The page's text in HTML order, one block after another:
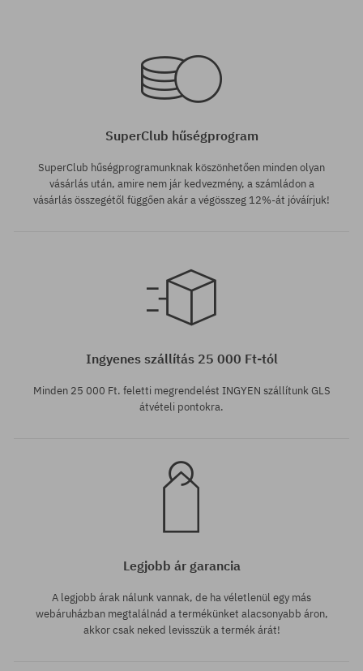
35.5; 36; 36 2/3; 37 1/3; 38; 38
SuperClub hűségprogram
SuperClub hűségprogramunknak köszönhetően minden olyan
vásárlás után, amire nem jár kedvezmény, a számládon a
vásárlás összegétől függően akár a végösszeg 12%-át jóváírjuk!
Ingyenes szállítás 25 000 Ft-tól
Minden 25 000 Ft. feletti megrendelést INGYEN szállítunk GLS
átvételi pontokra.
Legjobb ár garancia
A legjobb árak nálunk vannak, de ha véletlenül egy más
webáruházban megtalálnád a termékünket alacsonyabb áron,
akkor csak neked levisszük a termék árát!